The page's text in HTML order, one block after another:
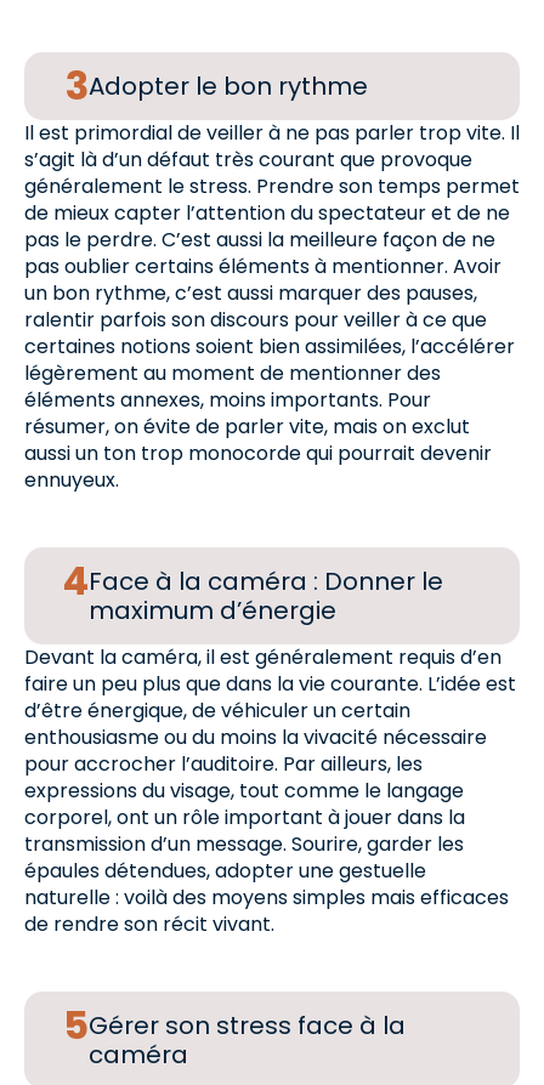
Adopter le bon rythme
Il est primordial de veiller à ne pas parler trop vite. Il
s’agit là d’un défaut très courant que provoque
généralement le stress. Prendre son temps permet
de mieux capter l’attention du spectateur et de ne
pas le perdre. C’est aussi la meilleure façon de ne
pas oublier certains éléments à mentionner. Avoir
un bon rythme, c’est aussi marquer des pauses,
ralentir parfois son discours pour veiller à ce que
certaines notions soient bien assimilées, l’accélérer
légèrement au moment de mentionner des
éléments annexes, moins importants. Pour
résumer, on évite de parler vite, mais on exclut
aussi un ton trop monocorde qui pourrait devenir
ennuyeux.
Face à la caméra : Donner le
maximum d’énergie
Devant la caméra, il est généralement requis d’en
faire un peu plus que dans la vie courante. L’idée est
d’être énergique, de véhiculer un certain
enthousiasme ou du moins la vivacité nécessaire
pour accrocher l’auditoire. Par ailleurs, les
expressions du visage, tout comme le langage
corporel, ont un rôle important à jouer dans la
transmission d’un message. Sourire, garder les
épaules détendues, adopter une gestuelle
naturelle : voilà des moyens simples mais efficaces
de rendre son récit vivant.
Gérer son stress face à la
caméra